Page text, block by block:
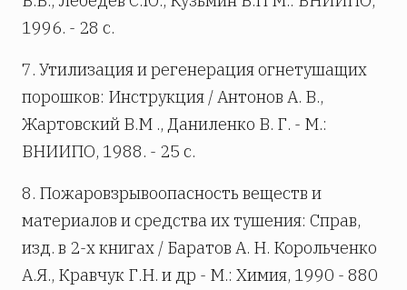
1996. - 28 с.
7. Утилизация и регенерация огнетушащих
порошков: Инструкция / Антонов А. В.,
Жартовский В.М ., Даниленко В. Г. - М.:
ВНИИПО, 1988. - 25 с.
8. Пожаровзрывоопасность веществ и
материалов и средства их тушения: Справ,
изд. в 2-х книгах / Баратов А. Н. Корольченко
А.Я., Кравчук Г.Н. и др - М.: Химия, 1990 - 880